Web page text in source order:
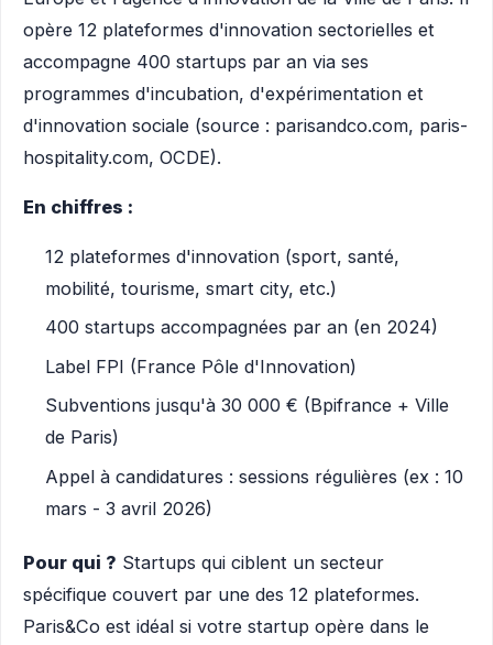
opère 12 plateformes d'innovation sectorielles et
accompagne 400 startups par an via ses
programmes d'incubation, d'expérimentation et
d'innovation sociale (source : parisandco.com, paris-
hospitality.com, OCDE).
En chiffres :
12 plateformes d'innovation (sport, santé,
mobilité, tourisme, smart city, etc.)
400 startups accompagnées par an (en 2024)
Label FPI (France Pôle d'Innovation)
Subventions jusqu'à 30 000 € (Bpifrance + Ville
de Paris)
Appel à candidatures : sessions régulières (ex : 10
mars - 3 avril 2026)
Pour qui ? Startups qui ciblent un secteur
spécifique couvert par une des 12 plateformes.
Paris&Co est idéal si votre startup opère dans le